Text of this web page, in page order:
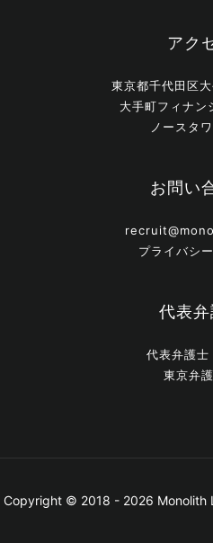
アク
東京都千代田区
大手町フィナン
ノースタ
お問い
プライバシ
代表
代表弁護
東京弁
Copyright © 2018 - 2026 Monolith